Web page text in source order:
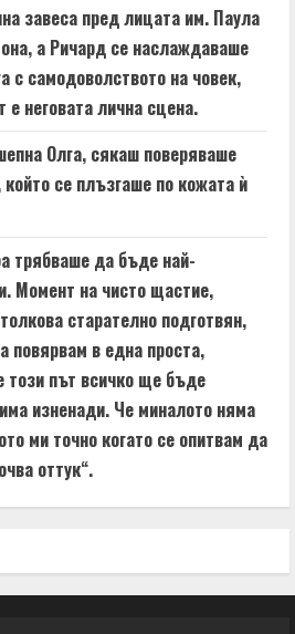
завеса пред лицата им. Паула
а Ричард се наслаждаваше
с самодоволството на човек,
е неговата лична сцена.
Олга, сякаш поверяваше
се плъзгаше по кожата ѝ
трябваше да бъде най-
Момент на чисто щастие,
старателно подготвян,
повярвам в една проста,
път всичко ще бъде
изненади. Че миналото няма
ми точно когато се опитвам да
оттук“.